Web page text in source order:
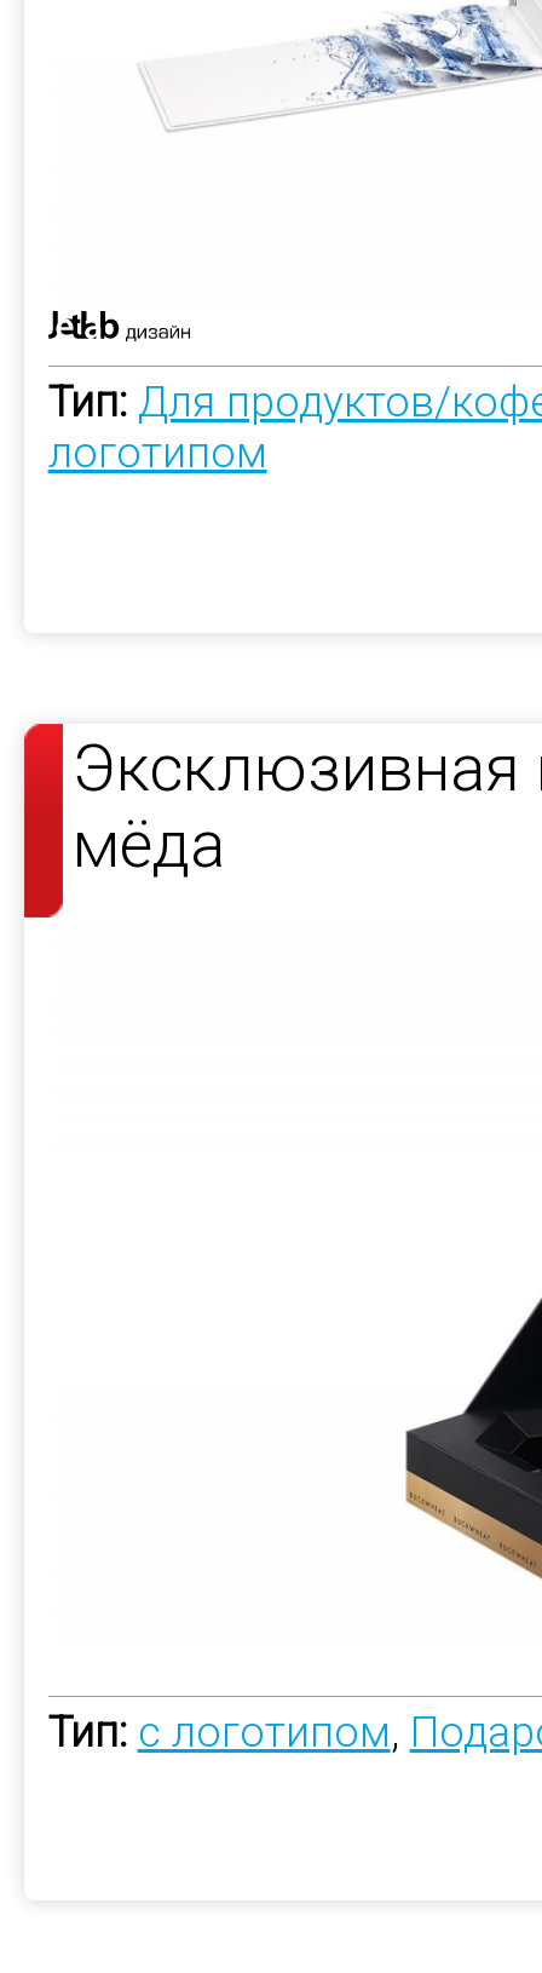
Тип: Для продуктов/
логотипом
Эксклюзивная
мёда
Тип: с логотипом,